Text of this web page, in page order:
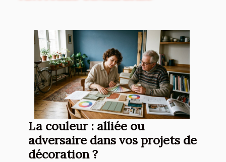
La couleur : alliée ou
adversaire dans vos projets de
décoration ?